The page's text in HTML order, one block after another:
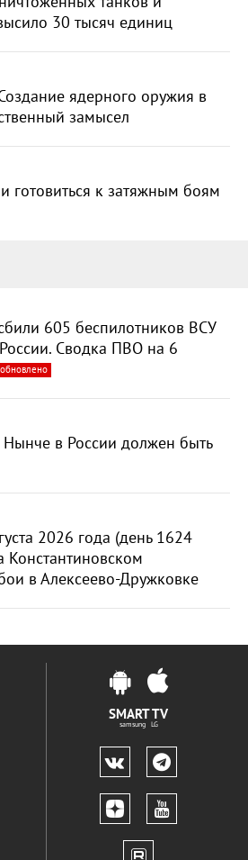
30 тысяч единиц
ядерного оружия в
замысел
к затяжным боям
605 беспилотников ВСУ
Сводка ПВО на 6
обновлено
Нынче в России должен быть
2026 года (день 1624
в Алексеево-Дружковке
SMART TV
samsung LG